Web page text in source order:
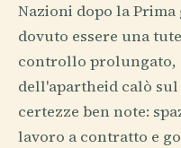
Nazioni dopo la
dovuto essere una
controllo prolungato,
dell'apartheid calò
certezze ben note:
lavoro a contratto e